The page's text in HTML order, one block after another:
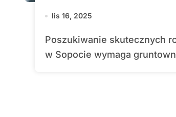
lis 16, 2025
Poszukiwanie skutecznych rozwiązań marketingowych dla lokalu gastronomicznego
w Sopocie wymaga